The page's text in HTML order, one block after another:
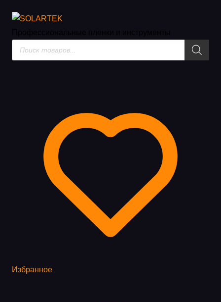
Каталог товаров
Поиск
товаров
Избранное